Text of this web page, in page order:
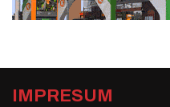
IMPRESUM